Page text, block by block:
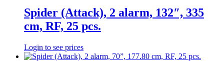
Spider (Attack), 2 alarm, 132″, 335
cm, RF, 25 pcs.
Login to see prices